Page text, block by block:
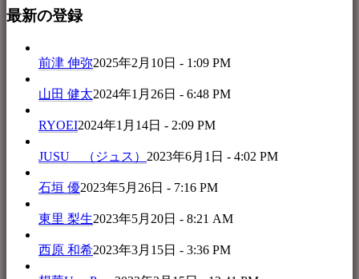
最新の登録
前津 伸弥2025年2月10日 - 1:09 PM
山田 健太2024年1月26日 - 6:48 PM
RYOEI2024年1月14日 - 2:09 PM
JUSU （ジュス） 2023年6月1日 - 4:02 PM
石垣 優2023年5月26日 - 7:16 PM
東里 梨生2023年5月20日 - 8:21 AM
西原 和希2023年3月15日 - 3:36 PM